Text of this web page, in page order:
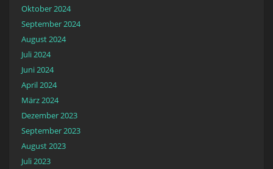
Oktober 2024
September 2024
August 2024
Juli 2024
Juni 2024
April 2024
März 2024
Dezember 2023
September 2023
August 2023
Juli 2023